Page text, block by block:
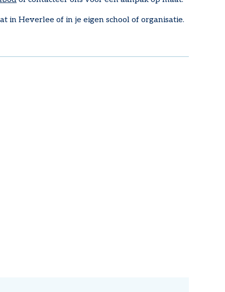
in Heverlee of in je eigen school of organisatie.